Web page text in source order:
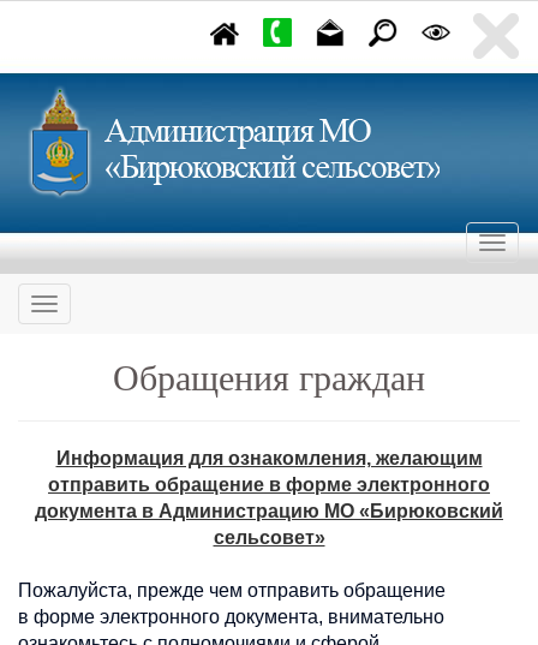
Обращения граждан
Информация для ознакомления, желающим
отправить обращение в форме электронного
документа в Администрацию МО «Бирюковский
сельсовет»
Пожалуйста, прежде чем отправить обращение
в форме электронного документа, внимательно